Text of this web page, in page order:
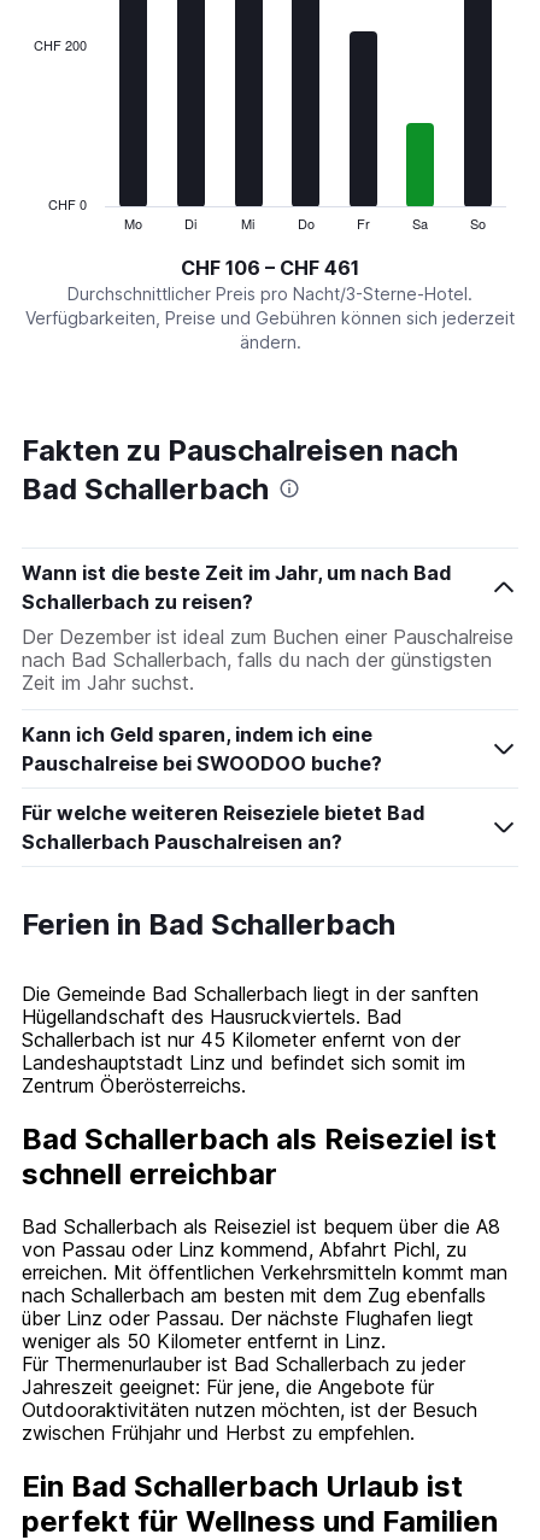
categories.
values.
Range:
Mo Di Mi Do Fr Sa So
CHF 0
CHF 200
CHF 106 – CHF 461
Durchschnittlicher Preis pro Nacht/3-Sterne-Hotel.
Verfügbarkeiten, Preise und Gebühren können sich jederzeit
ändern.
Fakten zu Pauschalreisen nach
Bad Schallerbach
Wann ist die beste Zeit im Jahr, um nach Bad
Schallerbach zu reisen?
Der Dezember ist ideal zum Buchen einer Pauschalreise
nach Bad Schallerbach, falls du nach der günstigsten
Zeit im Jahr suchst.
Kann ich Geld sparen, indem ich eine
Pauschalreise bei SWOODOO buche?
Für welche weiteren Reiseziele bietet Bad
Schallerbach Pauschalreisen an?
Ferien in Bad Schallerbach
Die Gemeinde Bad Schallerbach liegt in der sanften
Hügellandschaft des Hausruckviertels. Bad
Schallerbach ist nur 45 Kilometer enfernt von der
Landeshauptstadt Linz und befindet sich somit im
Zentrum Öberösterreichs.
Bad Schallerbach als Reiseziel ist
schnell erreichbar
Bad Schallerbach als Reiseziel ist bequem über die A8
von Passau oder Linz kommend, Abfahrt Pichl, zu
erreichen. Mit öffentlichen Verkehrsmitteln kommt man
nach Schallerbach am besten mit dem Zug ebenfalls
über Linz oder Passau. Der nächste Flughafen liegt
weniger als 50 Kilometer entfernt in Linz.
Für Thermenurlauber ist Bad Schallerbach zu jeder
Jahreszeit geeignet: Für jene, die Angebote für
Outdooraktivitäten nutzen möchten, ist der Besuch
zwischen Frühjahr und Herbst zu empfehlen.
Ein Bad Schallerbach Urlaub ist
perfekt für Wellness und Familien